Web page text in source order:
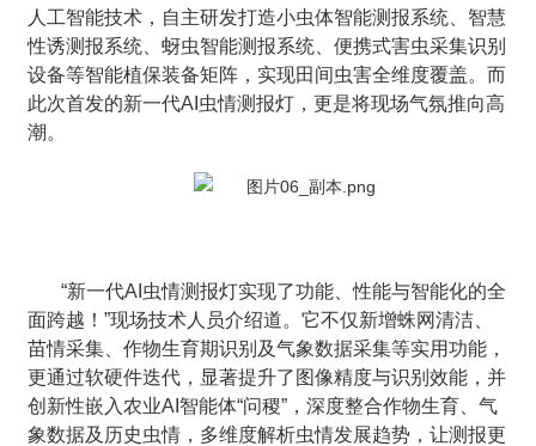
人工智能技术，自主研发打造小虫体智能测报系统、智慧
性诱测报系统、蚜虫智能测报系统、便携式害虫采集识别
设备等智能植保装备矩阵，实现田间虫害全维度覆盖。而
此次首发的新一代AI虫情测报灯，更是将现场气氛推向高
潮。
“新一代AI虫情测报灯实现了功能、性能与智能化的全
面跨越！”现场技术人员介绍道。它不仅新增蛛网清洁、
苗情采集、作物生育期识别及气象数据采集等实用功能，
更通过软硬件迭代，显著提升了图像精度与识别效能，并
创新性嵌入农业AI智能体“问稷”，深度整合作物生育、气
象数据及历史虫情，多维度解析虫情发展趋势，让测报更